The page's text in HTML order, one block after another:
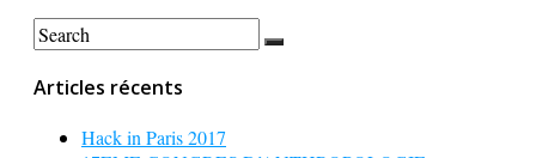
Articles récents
Hack in Paris 2017